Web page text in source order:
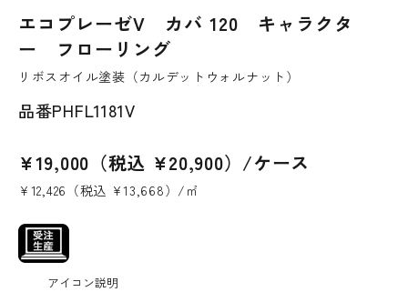
エコプレーゼV カバ 120 キャラクタ
ー フローリング
リボスオイル塗装（カルデットウォルナット）
品番PHFL1181V
¥19,000（税込 ¥20,900）/ケース
¥12,426（税込 ¥13,668）/㎡
アイコン説明